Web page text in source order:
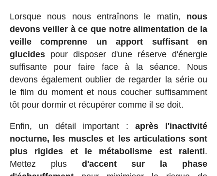
Lorsque nous nous entraînons le matin, nous
devons veiller à ce que notre alimentation de la
veille comprenne un apport suffisant en
glucidespour disposer d'une réserve d'énergie
suffisante pour faire face à la séance. Nous
devons également oublier de regarder la série ou
le film du moment et nous coucher suffisamment
tôt pour dormir et récupérer comme il se doit.
Enfin, un détail important :après l'inactivité
nocturne, les muscles et les articulations sont
plus rigides et le métabolisme est ralenti.
Mettez plus d'accent sur la phase